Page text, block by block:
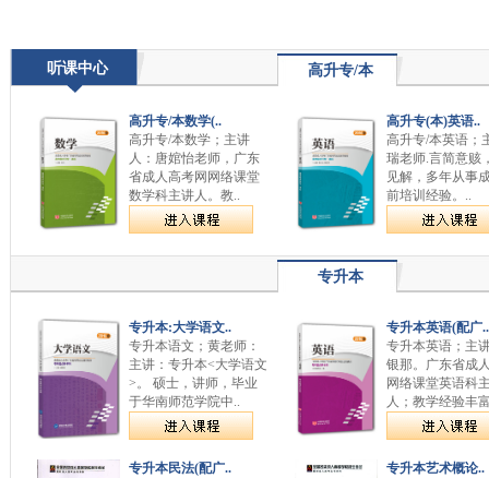
听课中心 高升专/本
高升专/本数学(..
高升专/本数学；主讲
人：唐婠怡老师，广东
省成人高考网网络课堂
数学科主讲人。教..
高升专(本)英语..
高升专/本英语；
瑞老师.言简意赅
见解，多年从事
前培训经验。..
专升本
专升本:大学语文..
专升本语文；黄老师：
主讲：专升本<大学语文
>。 硕士，讲师，毕业
于华南师范学院中..
专升本英语(配广..
专升本英语；主
银那。广东省成
网络课堂英语科
人；教学经验丰
专升本民法(配广..
专升本艺术概论..